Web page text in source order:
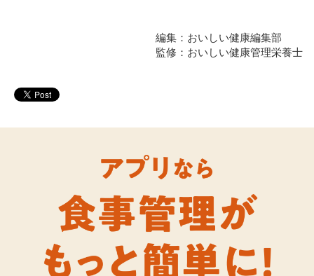
編集：おいしい健康編集部
監修：おいしい健康管理栄養士